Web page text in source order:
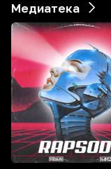
Медиатека